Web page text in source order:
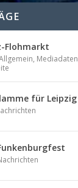
Flohmarkt
, Mediadaten
für Leipzig